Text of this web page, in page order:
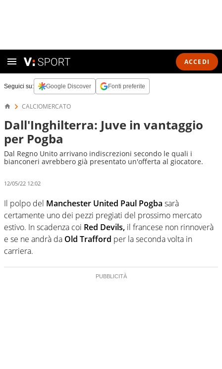
ACCEDI
Seguici su: Google Discover Fonti preferite
CALCIOMERCATO
Dall'Inghilterra: Juve in vantaggio
per Pogba
Dal Regno Unito arrivano indiscrezioni secondo le quali i
bianconeri avrebbero già presentato un'offerta al giocatore.
12/05/22 12:02
Il polpo del Manchester United Paul Pogba sarà
certamente uno dei pezzi pregiati del prossimo mercato
estivo. In scadenza coi Red Devils, il francese non rinnoverà
e se ne andrà da Old Trafford per la seconda volta in
carriera.